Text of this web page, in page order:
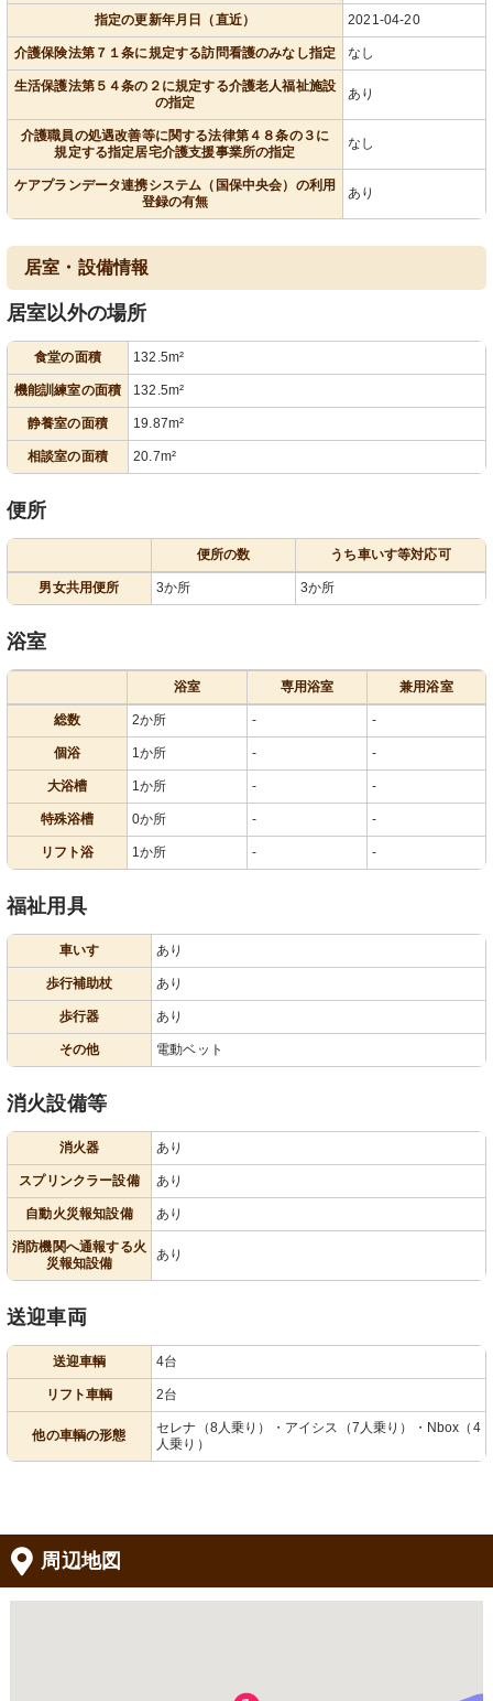
指定の更新年月日（直近） 2021-04-20
介護保険法第７１条に規定する訪問看護のみなし指定 なし
生活保護法第５４条の２に規定する介護老人福祉施設
の指定
あり
介護職員の処遇改善等に関する法律第４８条の３に
規定する指定居宅介護支援事業所の指定
なし
ケアプランデータ連携システム（国保中央会）の利用
登録の有無
あり
居室・設備情報
居室以外の場所
食堂の面積 132.5m²
機能訓練室の面積 132.5m²
静養室の面積 19.87m²
相談室の面積 20.7m²
便所
便所の数 うち車いす等対応可
男女共用便所 3か所 3か所
浴室
浴室 専用浴室 兼用浴室
総数 2か所 - -
個浴 1か所 - -
大浴槽 1か所 - -
特殊浴槽 0か所 - -
リフト浴 1か所 - -
福祉用具
車いす あり
歩行補助杖 あり
歩行器 あり
その他 電動ベット
消火設備等
消火器 あり
スプリンクラー設備 あり
自動火災報知設備 あり
消防機関へ通報する火
災報知設備
あり
送迎車両
送迎車輌 4台
リフト車輌 2台
他の車輌の形態
セレナ（8人乗り）・アイシス（7人乗り）・Nbox（4
人乗り）
周辺地図